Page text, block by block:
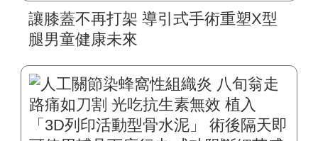
讓膝蓋不再打架 導引式手術重塑X型
腿男童健康未來